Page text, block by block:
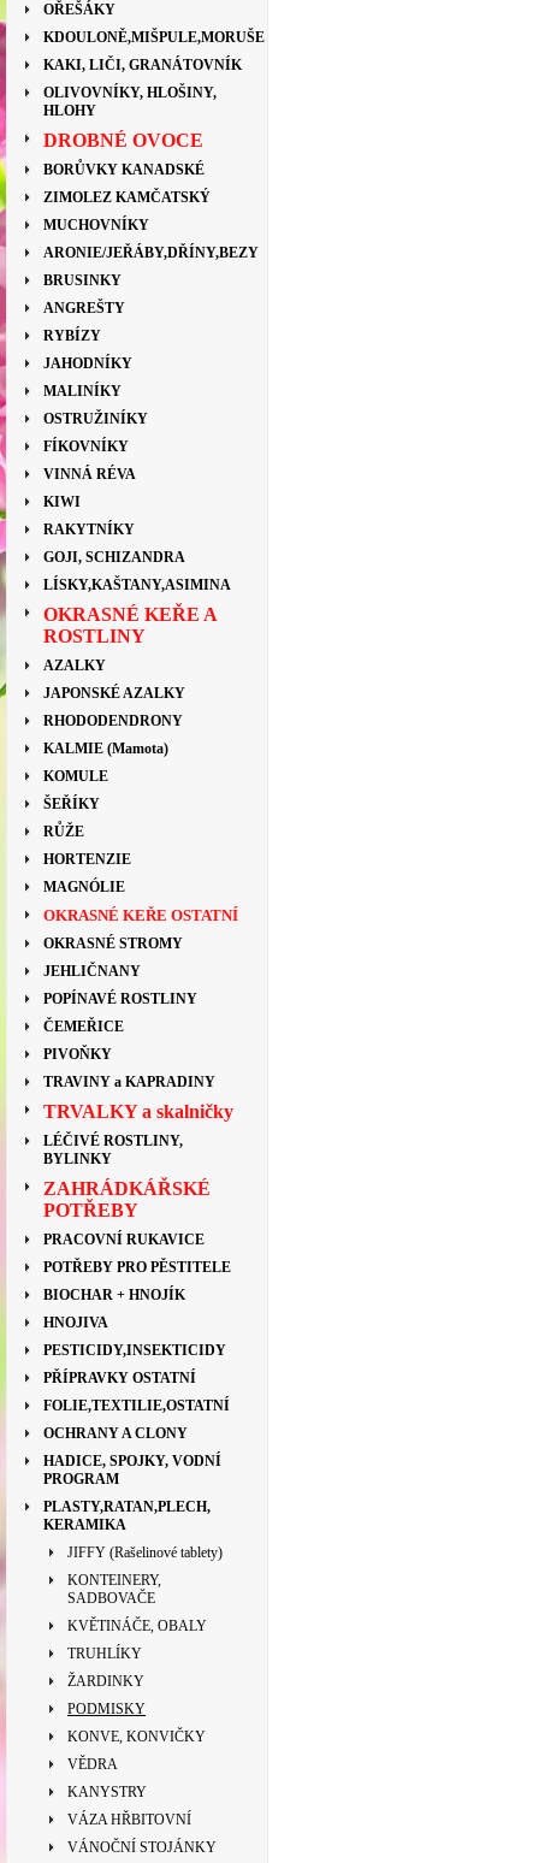
OŘEŠÁKY
KDOULONĚ,MIŠPULE,MORUŠE
KAKI, LIČI, GRANÁTOVNÍK
OLIVOVNÍKY, HLOŠINY,
HLOHY
DROBNÉ OVOCE
BORŮVKY KANADSKÉ
ZIMOLEZ KAMČATSKÝ
MUCHOVNÍKY
ARONIE/JEŘÁBY,DŘÍNY,BEZY
BRUSINKY
ANGREŠTY
RYBÍZY
JAHODNÍKY
MALINÍKY
OSTRUŽINÍKY
FÍKOVNÍKY
VINNÁ RÉVA
KIWI
RAKYTNÍKY
GOJI, SCHIZANDRA
LÍSKY,KAŠTANY,ASIMINA
OKRASNÉ KEŘE A
ROSTLINY
AZALKY
JAPONSKÉ AZALKY
RHODODENDRONY
KALMIE (Mamota)
KOMULE
ŠEŘÍKY
RŮŽE
HORTENZIE
MAGNÓLIE
OKRASNÉ KEŘE OSTATNÍ
OKRASNÉ STROMY
JEHLIČNANY
POPÍNAVÉ ROSTLINY
ČEMEŘICE
PIVOŇKY
TRAVINY a KAPRADINY
TRVALKY a skalničky
LÉČIVÉ ROSTLINY,
BYLINKY
ZAHRÁDKÁŘSKÉ
POTŘEBY
PRACOVNÍ RUKAVICE
POTŘEBY PRO PĚSTITELE
BIOCHAR + HNOJÍK
HNOJIVA
PESTICIDY,INSEKTICIDY
PŘÍPRAVKY OSTATNÍ
FOLIE,TEXTILIE,OSTATNÍ
OCHRANY A CLONY
HADICE, SPOJKY, VODNÍ
PROGRAM
PLASTY,RATAN,PLECH,
KERAMIKA
JIFFY (Rašelinové tablety)
KONTEINERY,
SADBOVAČE
KVĚTINÁČE, OBALY
TRUHLÍKY
ŽARDINKY
PODMISKY
KONVE, KONVIČKY
VĚDRA
KANYSTRY
VÁZA HŘBITOVNÍ
VÁNOČNÍ STOJÁNKY